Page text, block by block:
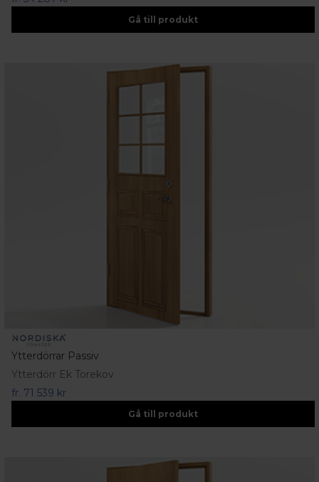
Gå till produkt
Ytterdörrar Passiv
Ytterdörr Ek Torekov
fr. 71 539 kr
Gå till produkt